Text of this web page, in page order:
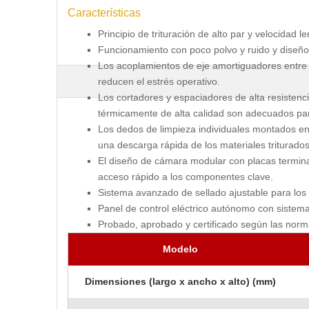
Características
Principio de trituración de alto par y velocidad
Funcionamiento con poco polvo y ruido y
Los acoplamientos de eje amortiguadores
reducen el estrés operativo.
Los cortadores y espaciadores de alta
térmicamente de alta calidad son adecuados
Los dedos de limpieza individuales montados
una descarga rápida de los materiales
El diseño de cámara modular con placas
acceso rápido a los componentes clave.
Sistema avanzado de sellado ajustable para
Panel de control eléctrico autónomo con
Probado, aprobado y certificado según las
Modelo
Dimensiones (largo x ancho x alto) (mm)